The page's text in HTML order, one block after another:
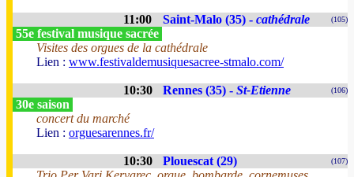
11:00 Saint-Malo (35) - cathédrale (105)
55e festival musique sacrée
Visites des orgues de la cathédrale
Lien : www.festivaldemusiquesacree-stmalo.com/
10:30 Rennes (35) - St-Etienne (106)
30e saison
concert du marché
Lien : orguesarennes.fr/
10:30 Plouescat (29) (107)